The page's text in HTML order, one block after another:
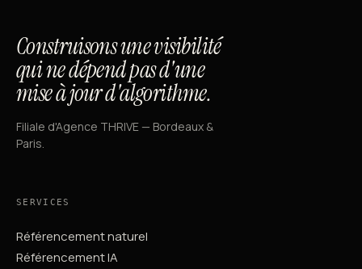
Construisons une visibilité
qui ne dépend pas d'une
mise à jour d'algorithme.
Filiale d'Agence THRIVE — Bordeaux &
Paris.
SERVICES
Référencement naturel
Référencement IA